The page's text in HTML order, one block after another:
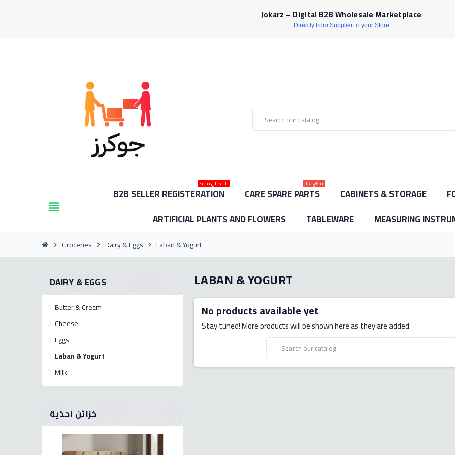
Jokarz – Digital B2B Wholesale Marketplace
Directly from Supplier to your Store
view_headline
B2B SELLER REGISTERATION
للأعمال فقط
CARE SPARE PARTS
قطع غيار
CABINETS & STORAGE
ARTIFICIAL PLANTS AND FLOWERS
TABLEWARE MEASURING
chevron_right Groceries chevron_right Dairy & Eggs chevron_right Laban & Yogurt
DAIRY & EGGS
Butter & Cream
Cheese
Eggs
Laban & Yogurt
Milk
خزائن احذية
LABAN & YOGURT
No products available yet
Stay tuned! More products will be shown here as they are added.